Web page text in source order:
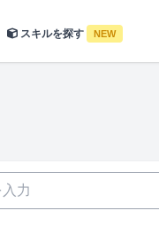
スキルを探す NEW